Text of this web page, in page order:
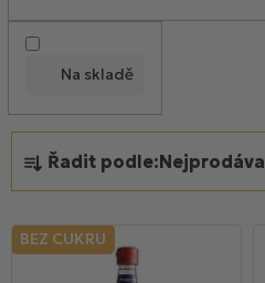
a
z
e
n
Řadit podle:
Na skladě
u
k
BEZ CUKRU